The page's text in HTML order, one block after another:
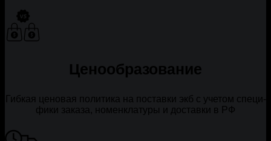
Ценообразование
Гиб­кая цено­вая поли­ти­ка на постав­ки экб с уче­том спе­ци­
фи­ки зака­за, номен­кла­ту­ры и достав­ки в РФ